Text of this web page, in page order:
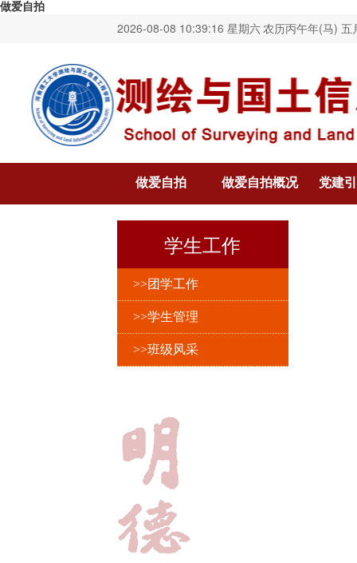
做爱自拍
2026-08-08 10:39:16 星期六农历丙午年(马) 五
做爱自拍 做爱自拍概况 党建
学生工作
>>团学工作
>>学生管理
>>班级风采